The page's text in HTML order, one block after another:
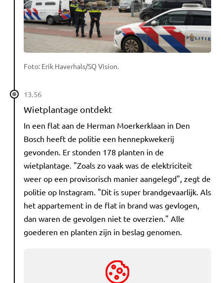
Foto: Erik Haverhals/SQ Vision.
13.56
Wietplantage ontdekt
In een flat aan de Herman Moerkerklaan in Den
Bosch heeft de politie een hennepkwekerij
gevonden. Er stonden 178 planten in de
wietplantage. "Zoals zo vaak was de elektriciteit
weer op een provisorisch manier aangelegd", zegt de
politie op Instagram. "Dit is super brandgevaarlijk. Als
het appartement in de flat in brand was gevlogen,
dan waren de gevolgen niet te overzien." Alle
goederen en planten zijn in beslag genomen.